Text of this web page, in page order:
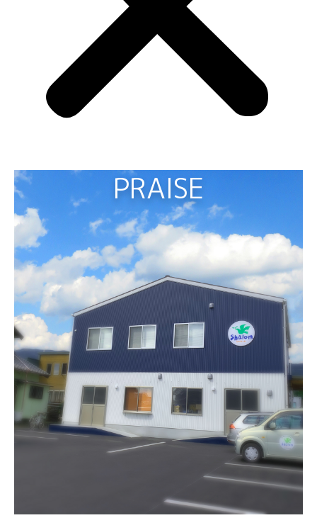
PRAISE